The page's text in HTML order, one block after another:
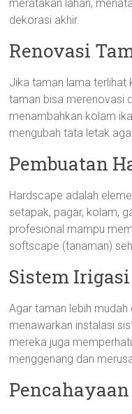
meratakan lahan,
dekorasi akhir.
Renovasi
Jika taman lama terlihat
taman bisa merenovasi
menambahkan kolam
mengubah tata letak
Pembuatan
Hardscape adalah
setapak, pagar, kolam,
profesional mampu
softscape (tanaman)
Sistem
Agar taman lebih
menawarkan instalasi
mereka juga
menggenang dan